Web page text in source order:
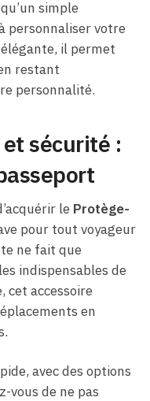
simple
personnaliser votre
il permet
restant
personnalité.
sécurité :
le Protège-
pour tout voyageur
ne fait que
indispensables de
cet accessoire
en
avec des options
vous de ne pas